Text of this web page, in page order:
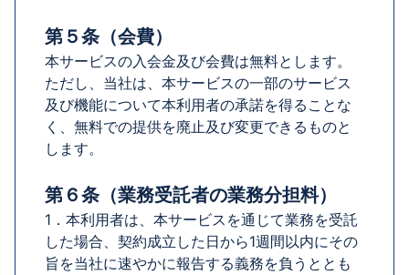
第５条（会費）
本サービスの入会金及び会費は無料とします。
ただし、当社は、本サービスの一部のサービス
及び機能について本利用者の承諾を得ることな
く、無料での提供を廃止及び変更できるものと
します。
第６条（業務受託者の業務分担料）
1．本利用者は、本サービスを通じて業務を受託
した場合、契約成立した日から1週間以内にその
旨を当社に速やかに報告する義務を負うととも